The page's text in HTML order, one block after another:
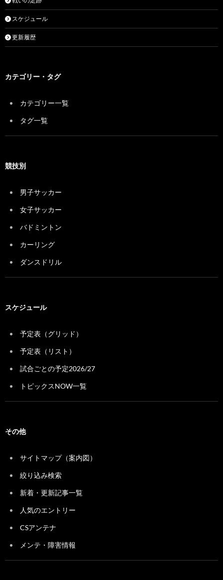
スケジュール
更新履歴
カテゴリー・タグ
カテゴリー一覧
タグ一覧
競技別
男子サッカー
女子サッカー
バドミントン
カーリング
ダンスドリル
スケジュール
予定表（グリッド）
予定表（リスト）
試合ごとの予定2026/27
トピックスNOW一覧
その他
サイトマップ（案内図）
絞り込み検索
新着・更新記事一覧
人気のエントリー
CSアンテナ
メンテ・障害情報